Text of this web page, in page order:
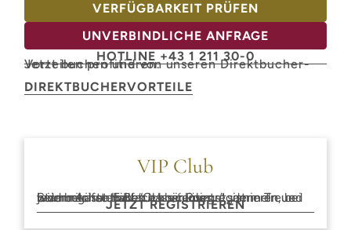
VERFÜGBARKEIT PRÜFEN
UNVERBINDLICHE ANFRAGE
HOTLINE +43 1 211 30-0
Jetzt buchen und von unseren Direktbucher-Vorteilen profitieren.
DIREKTBUCHERVORTEILE
VIP Club
Stammgäste haben es bei uns gut, denn Treue wird belohnt. Einfach kostenlos registrieren, bei jedem Aufenthalt “Classic Points” sammeln und beim nächsten Besuch einlösen.
JETZT REGISTRIEREN